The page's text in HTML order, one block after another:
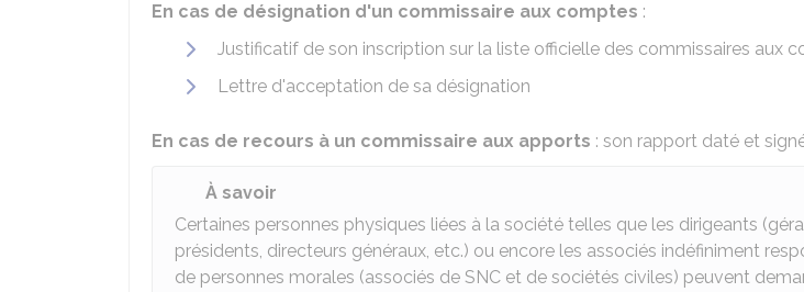
En cas de désignation d'un commissaire aux comptes :
Justificatif de son inscription sur la liste officielle des commissaires aux
Lettre d'acceptation de sa désignation
En cas de recours à un commissaire aux apports : son rapport daté et
À savoir
Certaines personnes physiques liées à la société telles que les dirigeants
présidents, directeurs généraux, etc.) ou encore les associés indéfiniment
de personnes morales (associés de SNC et de sociétés civiles) peuvent